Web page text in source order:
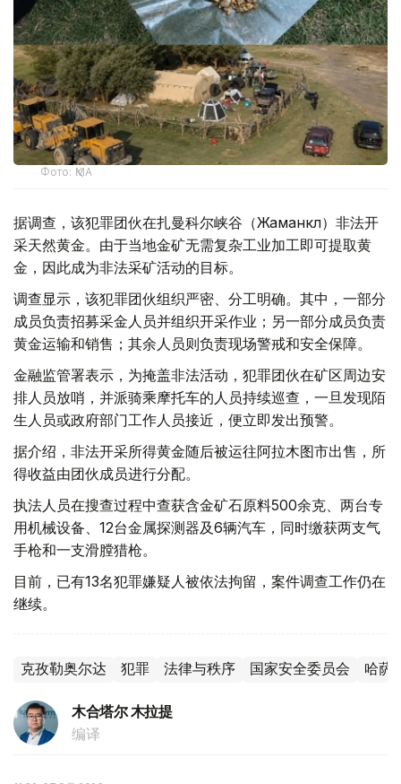
Фото: ҚМА
据调查，该犯罪团伙在扎曼科尔峡谷（Жаманкөл）非法开
采天然黄金。由于当地金矿无需复杂工业加工即可提取黄
金，因此成为非法采矿活动的目标。
调查显示，该犯罪团伙组织严密、分工明确。其中，一部分
成员负责招募采金人员并组织开采作业；另一部分成员负责
黄金运输和销售；其余人员则负责现场警戒和安全保障。
金融监管署表示，为掩盖非法活动，犯罪团伙在矿区周边安
排人员放哨，并派骑乘摩托车的人员持续巡查，一旦发现陌
生人员或政府部门工作人员接近，便立即发出预警。
据介绍，非法开采所得黄金随后被运往阿拉木图市出售，所
得收益由团伙成员进行分配。
执法人员在搜查过程中查获含金矿石原料500余克、两台专
用机械设备、12台金属探测器及6辆汽车，同时缴获两支气
手枪和一支滑膛猎枪。
目前，已有13名犯罪嫌疑人被依法拘留，案件调查工作仍在
继续。
克孜勒奥尔达 犯罪 法律与秩序 国家安全委员会 哈萨
木合塔尔 木拉提
编译